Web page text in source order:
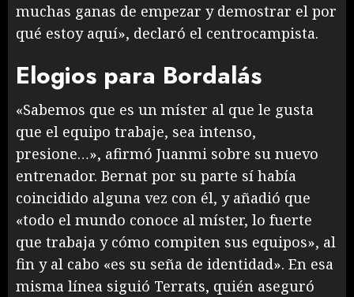
muchas ganas de empezar y demostrar el por
qué estoy aquí», declaró el centrocampista.
Elogios para Bordalás
«Sabemos que es un míster al que le gusta
que el equipo trabaje, sea intenso,
presione…», afirmó Juanmi sobre su nuevo
entrenador. Bernat por su parte sí había
coincidido alguna vez con él, y añadió que
«todo el mundo conoce al míster, lo fuerte
que trabaja y cómo compiten sus equipos», al
fin y al cabo «es su seña de identidad». En esa
misma línea siguió Terrats, quién aseguró